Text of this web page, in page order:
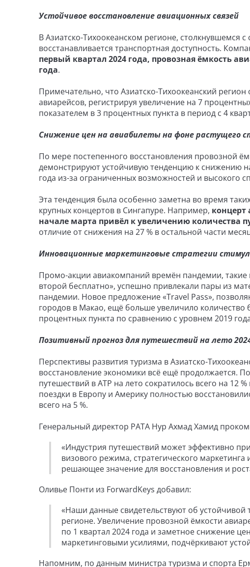
Устойчивое восстановление авиационных связей
В Азиатско-Тихоокеанском регионе,
восстанавливается транспортная доступность.
первый квартал 2024 года, провозная ёмкость
года.
Примечательно, что Азиатско-Тихоокеанский
авиарейсов, регистрируя увеличение на 7
показателем в 3 процентных пункта в период с 4
Снижение цен на авиабилеты на фоне растущего
По мере постепенного восстановления провозной
демонстрируют устойчивую тенденцию к снижению
года из-за ограниченных возможностей и высокого
Эта тенденция была особенно заметна во время
крупных концертов в Сингапуре. Например, концерт
начале марта привёл к увеличению количества
отличие от снижения на 27 % в остальной части
Инновационные маркетинговые стратегии
Промо-акции авиакомпаний времён пандемии, такие
второй бесплатно», успешно привлекали пары из
пандемии. Новое предложение «Travel Pass»,
городов в Макао, ещё больше увеличило
процентных пункта по сравнению с уровнем 2019
Позитивный прогноз для путешествий на лето
Перспективы развития туризма в Азиатско-
восстановление экономики всё ещё продолжается.
путешествий в АТР на лето сократилось всего на 12
поездки в Европу и Америку полностью
всего на 5 %.
Генеральный директор PATA Нур Ахмад Хамид
«Индустрия путешествий может эффективно
визового режима, стратегического
решающее значение для восстановления и
Оливье Понти из ForwardKeys добавил:
«Наши данные свидетельствуют об устойчивой
регионе. Увеличение провозной ёмкости
по 1 квартал 2024 года и заметное снижение
маркетинговыми усилиями, подчёркивают
Напомним, по данным министра туризма и спорта